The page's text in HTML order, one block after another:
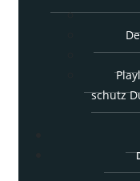
schutz